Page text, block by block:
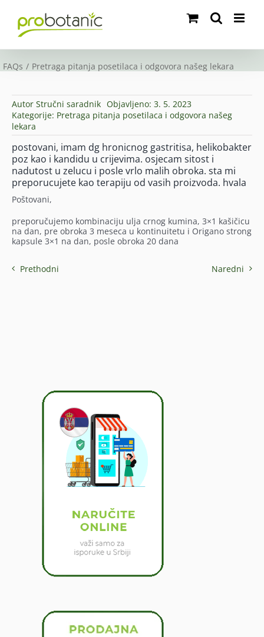
content
FAQs Pretraga pitanja posetilaca i odgovora našeg lekara
Autor Stručni saradnik Objavljeno: 3. 5. 2023
Kategorije: Pretraga pitanja posetilaca i odgovora našeg
lekara
postovani, imam dg hronicnog gastritisa, helikobakter
poz kao i kandidu u crijevima. osjecam sitost i
nadutost u zelucu i posle vrlo malih obroka. sta mi
preporucujete kao terapiju od vasih proizvoda. hvala
Poštovani,
preporučujemo kombinaciju ulja crnog kumina, 3×1 kašičicu
na dan, pre obroka 3 meseca u kontinuitetu i Origano strong
kapsule 3×1 na dan, posle obroka 20 dana
Prethodni Naredni